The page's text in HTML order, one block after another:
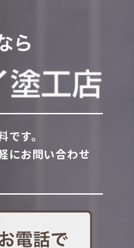
す。
にお問い合わせ